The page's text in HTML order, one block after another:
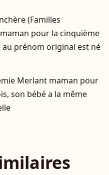
(Familles
pour la cinquième
au prénom original est né
Merlant maman pour
son bébé a la même